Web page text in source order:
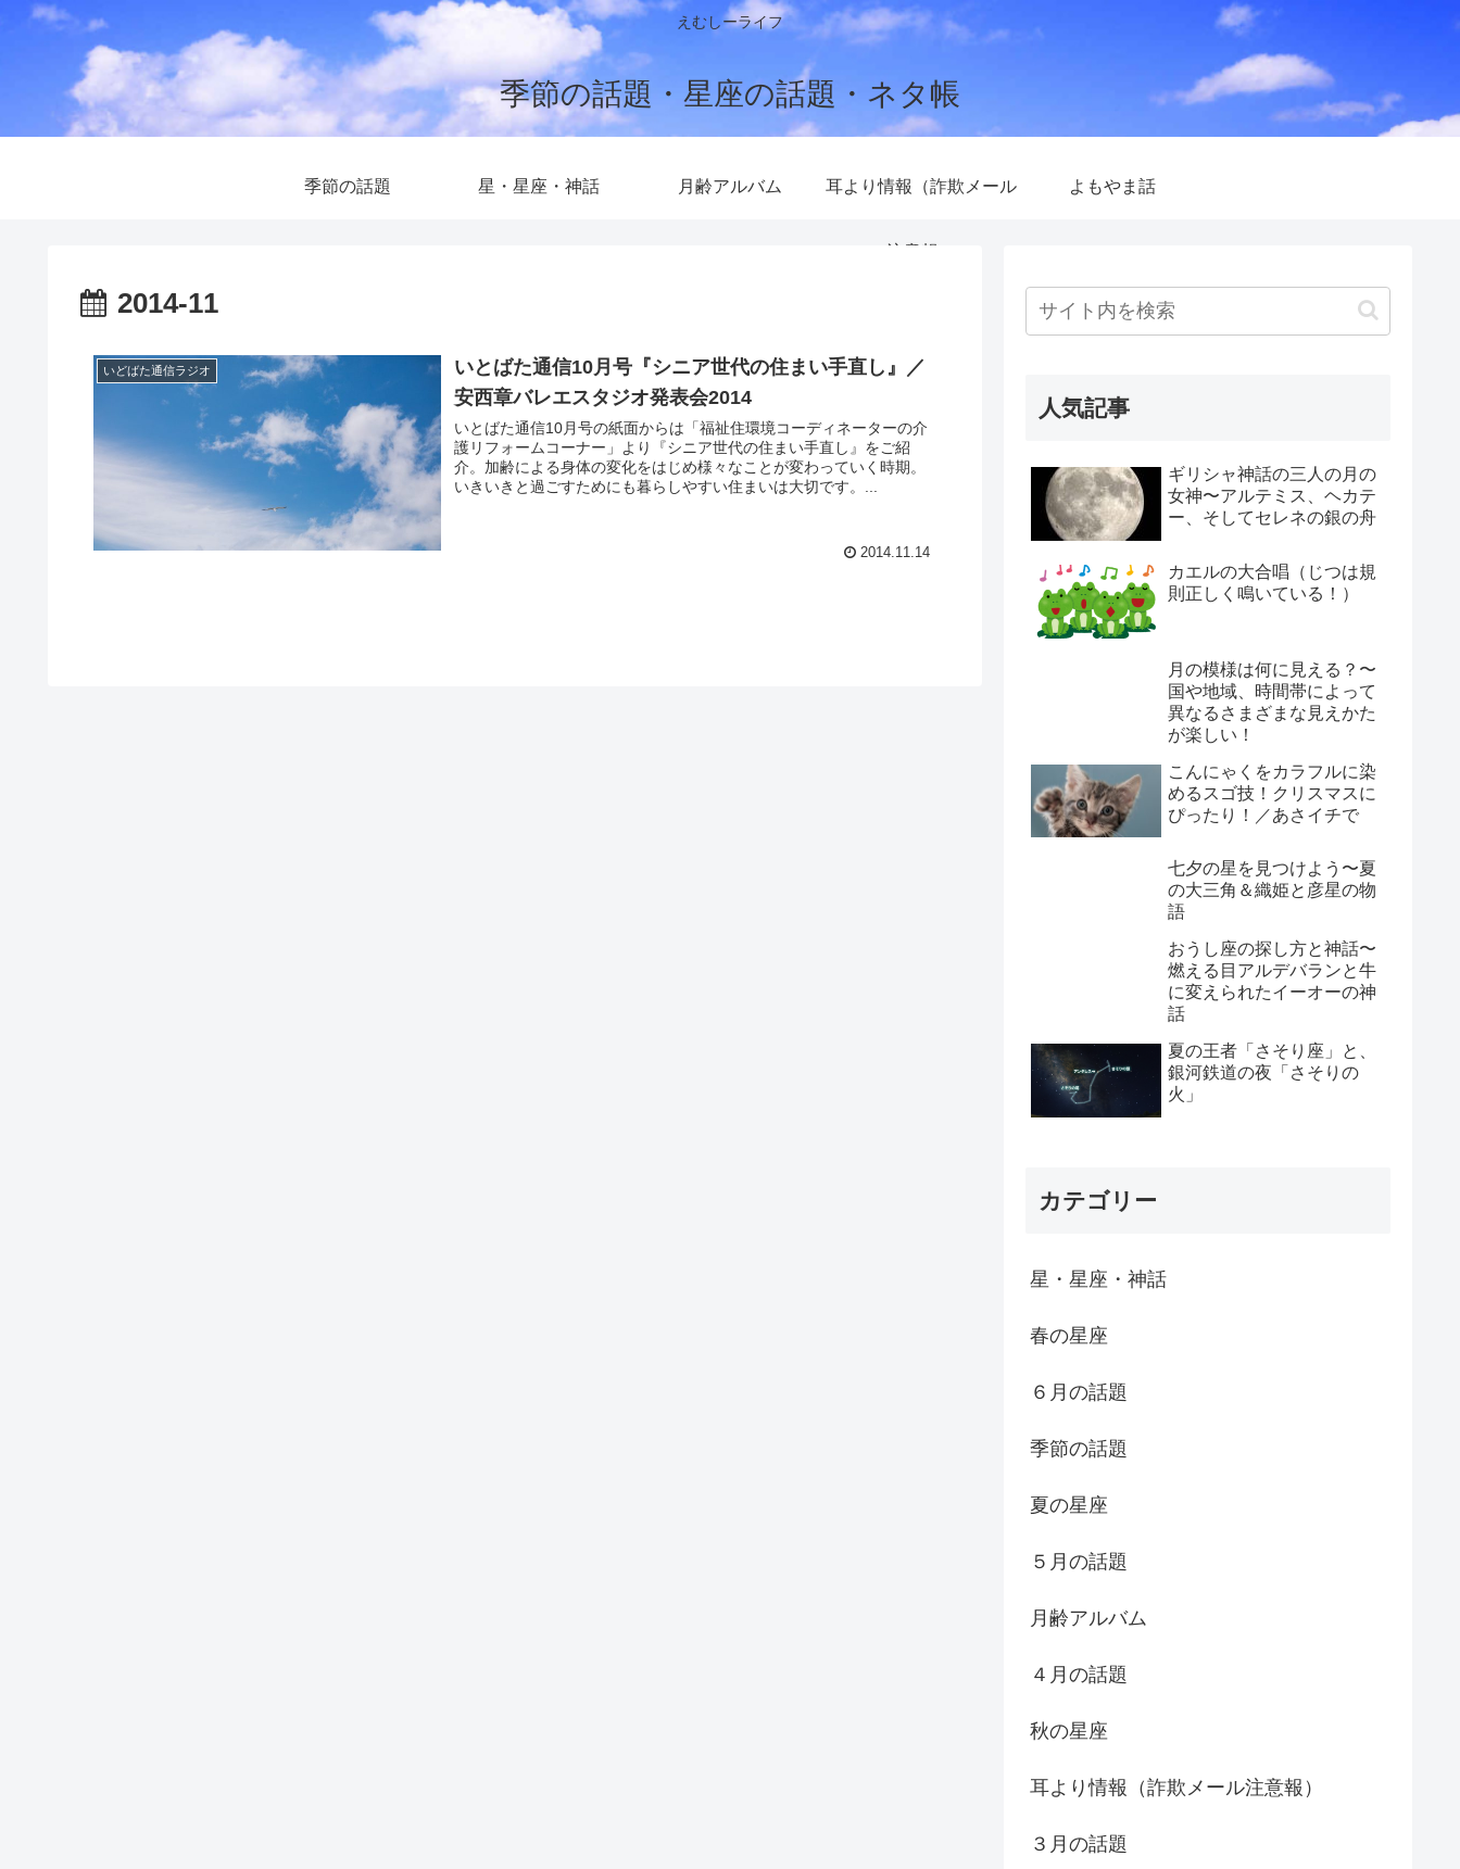
えむしーライフ
季節の話題・星座の話題・ネタ帳
季節の話題 星・星座・神話 月齢アルバム 耳より情報（詐欺メール
注意報）
よもやま話
2014-11
いどばた通信ラジオ
いとばた通信10月号『シニア世代の住まい手直し』／
安西章バレエスタジオ発表会2014
いとばた通信10月号の紙面からは「福祉住環境コーディネーターの介
護リフォームコーナー」より『シニア世代の住まい手直し』をご紹
介。加齢による身体の変化をはじめ様々なことが変わっていく時期。
いきいきと過ごすためにも暮らしやすい住まいは大切です。...
2014.11.14
人気記事
ギリシャ神話の三人の月の
女神〜アルテミス、ヘカテ
ー、そしてセレネの銀の舟
カエルの大合唱（じつは規
則正しく鳴いている！）
月の模様は何に見える？〜
国や地域、時間帯によって
異なるさまざまな見えかた
が楽しい！
こんにゃくをカラフルに染
めるスゴ技！クリスマスに
ぴったり！／あさイチで
七夕の星を見つけよう〜夏
の大三角＆織姫と彦星の物
語
おうし座の探し方と神話〜
燃える目アルデバランと牛
に変えられたイーオーの神
話
夏の王者「さそり座」と、
銀河鉄道の夜「さそりの
火」
カテゴリー
星・星座・神話
春の星座
６月の話題
季節の話題
夏の星座
５月の話題
月齢アルバム
４月の話題
秋の星座
耳より情報（詐欺メール注意報）
３月の話題